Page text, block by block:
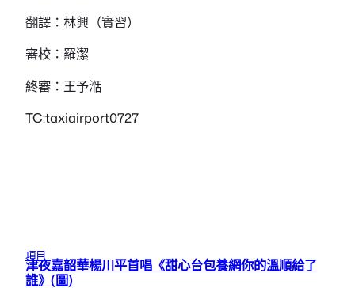
翻譯：林興（實習）
審校：羅潔
終審：王予湉
TC:taxiairport0727
項目
津夜嘉韶華楊川平首唱《甜心台包養網你的溫順給了
誰》(圖)